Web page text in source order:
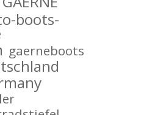
boots-
gaerneboots